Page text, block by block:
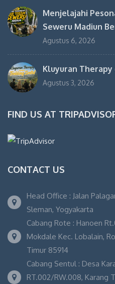
Menjelajahi
Seweru Madiun
Agustus 6, 2026
Kluyuran
Agustus 3, 2026
FIND US AT
CONTACT US
Head Office : Jalan
Sleman, Yogyakarta
Cabang Rote : Hanoen
Mokdale Kec. Lobalain,
Timur 85914
Cabang Sentul : Desa
RT.002/RW.008, Karang